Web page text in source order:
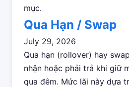
mục.
Qua Hạn / Swap
July 29, 2026
Qua hạn (rollover) hay
nhận hoặc phải trả khi giữ
qua đêm. Mức lãi này dựa